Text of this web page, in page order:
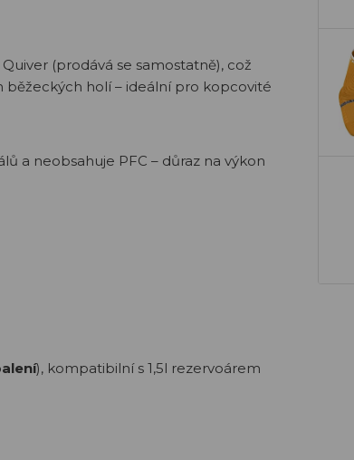
(prodává se samostatně), což
holí – ideální pro kopcovité
a neobsahuje PFC – důraz na výkon
), kompatibilní s 1,5l rezervoárem